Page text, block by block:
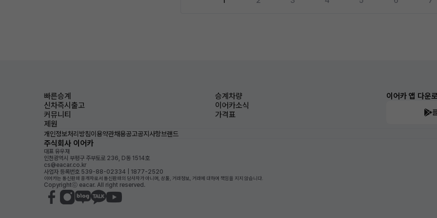
빠른승계
승계차량
신차즉시출고
이어카소식
커뮤니티
가격표
제원
이어카 앱 다운
개인정보처리방침이용약관채용공고공지사항브랜드
주식회사 이어카
대표 유우재
인천광역시 부평구 주부토로 236, D동 1514호
cs@eacar.co.kr
사업자 등록번호 539-88-02334 | 1877-2520
이어카는 통신판매 중개자로서 통신판매의 당사자가 아니며, 상품, 거래정보, 거래에 대하여 책임을 지지 않습니다.
Copyrightⓒ eacar. All right reserved.